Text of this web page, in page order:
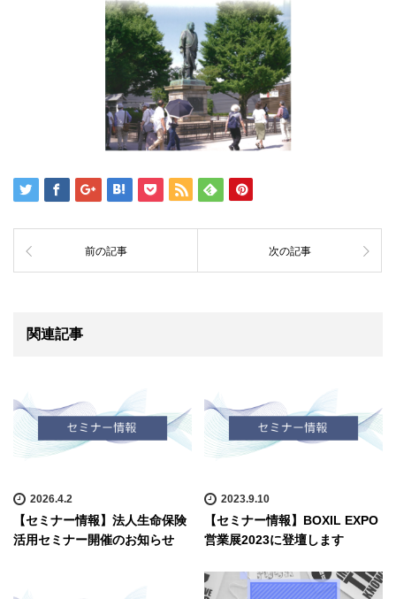
前の記事 次の記事
関連記事
2026.4.2
【セミナー情報】法人生命保険
活用セミナー開催のお知らせ
2023.9.10
【セミナー情報】BOXIL EXPO
営業展2023に登壇します